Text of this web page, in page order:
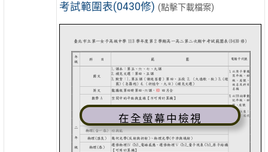
考試範圍表(0430修) (點擊下載檔案)
在全螢幕中檢視